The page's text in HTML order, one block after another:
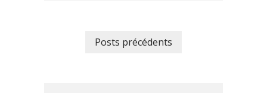
Posts précédents